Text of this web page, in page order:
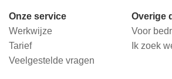
Onze service
Werkwijze
Tarief
Veelgestelde vragen
Overige
Voor
Ik zoek